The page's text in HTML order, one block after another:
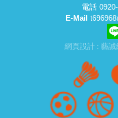
電話
E-Mail
網頁設計 : 藝誠